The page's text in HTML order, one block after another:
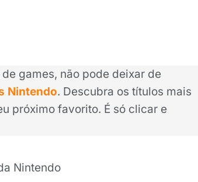
games, não pode deixar de
Nintendo. Descubra os títulos mais
próximo favorito. É só clicar e